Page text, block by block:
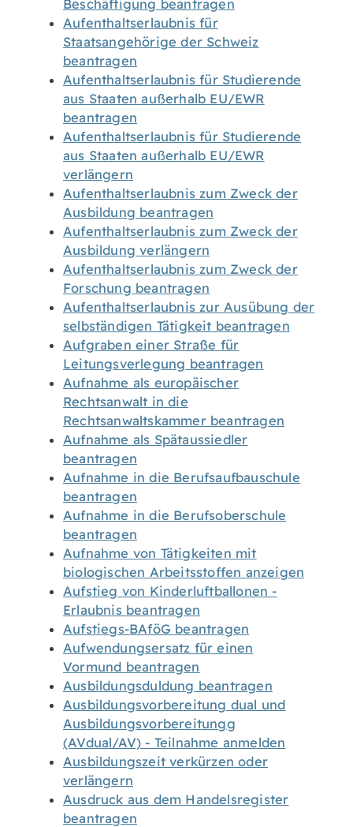
Beschäftigung beantragen
Aufenthaltserlaubnis für
Staatsangehörige der Schweiz
beantragen
Aufenthaltserlaubnis für Studierende
aus Staaten außerhalb EU/EWR
beantragen
Aufenthaltserlaubnis für Studierende
aus Staaten außerhalb EU/EWR
verlängern
Aufenthaltserlaubnis zum Zweck der
Ausbildung beantragen
Aufenthaltserlaubnis zum Zweck der
Ausbildung verlängern
Aufenthaltserlaubnis zum Zweck der
Forschung beantragen
Aufenthaltserlaubnis zur Ausübung der
selbständigen Tätigkeit beantragen
Aufgraben einer Straße für
Leitungsverlegung beantragen
Aufnahme als europäischer
Rechtsanwalt in die
Rechtsanwaltskammer beantragen
Aufnahme als Spätaussiedler
beantragen
Aufnahme in die Berufsaufbauschule
beantragen
Aufnahme in die Berufsoberschule
beantragen
Aufnahme von Tätigkeiten mit
biologischen Arbeitsstoffen anzeigen
Aufstieg von Kinderluftballonen -
Erlaubnis beantragen
Aufstiegs-BAföG beantragen
Aufwendungsersatz für einen
Vormund beantragen
Ausbildungsduldung beantragen
Ausbildungsvorbereitung dual und
Ausbildungsvorbereitungg
(AVdual/AV) - Teilnahme anmelden
Ausbildungszeit verkürzen oder
verlängern
Ausdruck aus dem Handelsregister
beantragen